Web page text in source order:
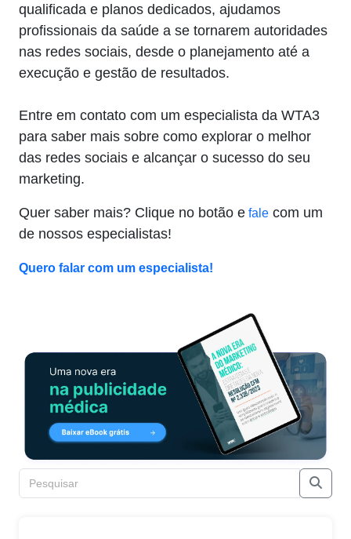
qualificada e planos dedicados, ajudamos
profissionais da saúde a se tornarem autoridades
nas redes sociais, desde o planejamento até a
execução e gestão de resultados.
Entre em contato com um especialista da WTA3
para saber mais sobre como explorar o melhor
das redes sociais e alcançar o sucesso do seu
marketing.
Quer saber mais? Clique no botão e fale com um
de nossos especialistas!
Quero falar com um especialista!